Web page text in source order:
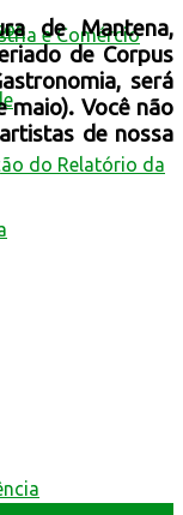
e Comércio
do Relatório da
de Mantena,
de Corpus
será
maio). Você não
de nossa